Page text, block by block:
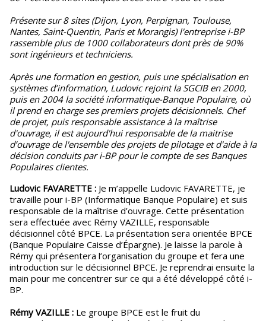
Présente sur 8 sites (Dijon, Lyon, Perpignan, Toulouse,
Nantes, Saint-Quentin, Paris et Morangis) l'entreprise i-BP
rassemble plus de 1000 collaborateurs dont près de 90%
sont ingénieurs et techniciens.
Après une formation en gestion, puis une spécialisation en
systèmes d’information, Ludovic rejoint la SGCIB en 2000,
puis en 2004 la société informatique-Banque Populaire, où
il prend en charge ses premiers projets décisionnels. Chef
de projet, puis responsable assistance à la maîtrise
d'ouvrage, il est aujourd'hui responsable de la maitrise
d’ouvrage de l'ensemble des projets de pilotage et d'aide à la
décision conduits par i-BP pour le compte de ses Banques
Populaires clientes.
Ludovic FAVARETTE : Je m’appelle Ludovic FAVARETTE, je
travaille pour i-BP (Informatique Banque Populaire) et suis
responsable de la maîtrise d’ouvrage. Cette présentation
sera effectuée avec Rémy VAZILLE, responsable
décisionnel côté BPCE. La présentation sera orientée BPCE
(Banque Populaire Caisse d’Épargne). Je laisse la parole à
Rémy qui présentera l’organisation du groupe et fera une
introduction sur le décisionnel BPCE. Je reprendrai ensuite la
main pour me concentrer sur ce qui a été développé côté i-
BP.
Rémy VAZILLE : Le groupe BPCE est le fruit du